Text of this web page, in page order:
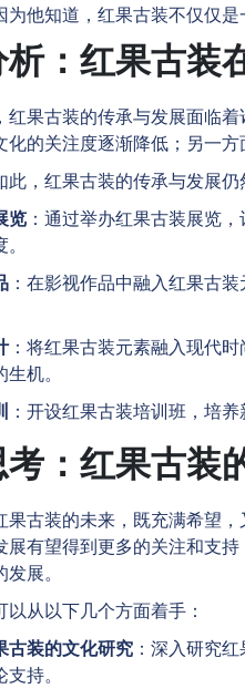
为他知道，红果古装不仅仅
：红果古装
红果古装的传承与发展面临
化的关注度逐渐降低；另一
此，红果古装的传承与发展
览 ：通过举办红果古装展览
：在影视作品中融入红果古
：将红果古装元素融入现代
机。
：开设红果古装培训班，培
：红果古装
果古装的未来，既充满希望
展有望得到更多的关注和支
展。
从以下几个方面着手：
古装的文化研究 ：深入研究
持。